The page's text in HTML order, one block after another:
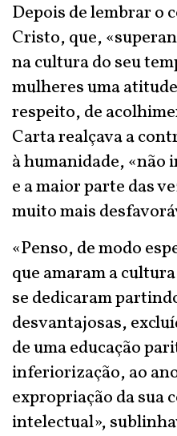
Depois de lembrar o
Cristo, que,
na cultura do seu
mulheres uma
respeito, de
Carta realçava a
à humanidade, «não
e a maior parte das
muito mais
«Penso, de modo
que amaram a
se dedicaram
desvantajosas,
de uma educação
inferiorização, ao
expropriação da sua
intelectual»,